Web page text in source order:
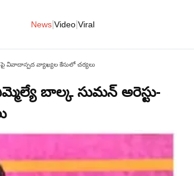
News Video Viral
వివాదాస్పద వ్యాఖ్యల కేసులో చర్యలు
బాల్క సుమన్‌ అరెస్టు-